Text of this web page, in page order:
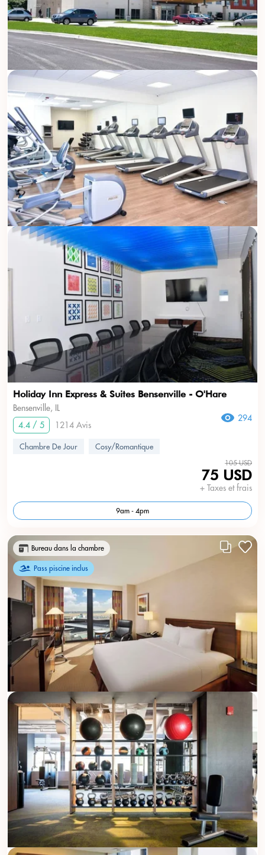
Holiday Inn Express & Suites Bensenville - O'Hare
Bensenville, IL
4.4 / 5
1214 Avis
294
Chambre De Jour Cosy/Romantique
105 USD
75 USD
+ Taxes et frais
9am - 4pm
Bureau dans la chambre
Pass piscine inclus